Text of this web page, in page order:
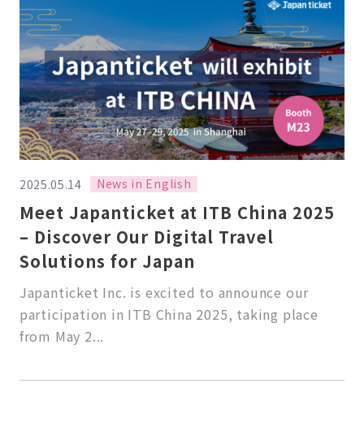
2025.05.14 News in English
Meet Japanticket at ITB China 2025
– Discover Our Digital Travel
Solutions for Japan
Japanticket Inc. is excited to announce our
participation in ITB China 2025, taking place
from May 2...